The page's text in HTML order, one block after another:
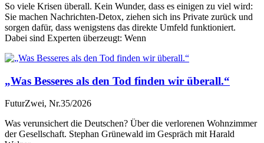
So viele Krisen überall. Kein Wunder, dass es einigen zu viel wird:
Sie machen Nachrichten-Detox, ziehen sich ins Private zurück und
sorgen dafür, dass wenigstens das direkte Umfeld funktioniert.
Dabei sind Experten überzeugt: Wenn
„Was Besseres als den Tod finden wir überall.“
FuturZwei, Nr.35/2026
Was verunsichert die Deutschen? Über die verlorenen Wohnzimmer
der Gesellschaft. Stephan Grünewald im Gespräch mit Harald